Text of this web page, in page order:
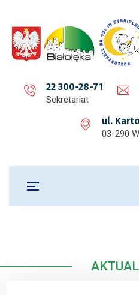
22 300-28-71
Sekretariat
ul.
03-290